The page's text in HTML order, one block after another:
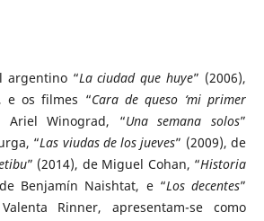
argentino “La ciudad que huye” (2006),
e os filmes “Cara de queso ‘mi primer
Ariel Winograd, “Una semana solos”
“Las viudas de los jueves” (2009), de
” (2014), de Miguel Cohan, “Historia
Benjamín Naishtat, e “Los decentes”
Rinner, apresentam-se como